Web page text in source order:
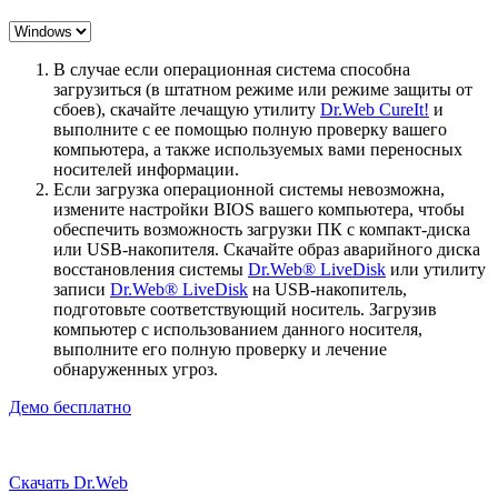
В случае если операционная система способна
загрузиться (в штатном режиме или режиме защиты от
сбоев), скачайте лечащую утилиту Dr.Web CureIt! и
выполните с ее помощью полную проверку вашего
компьютера, а также используемых вами переносных
носителей информации.
Если загрузка операционной системы невозможна,
измените настройки BIOS вашего компьютера, чтобы
обеспечить возможность загрузки ПК с компакт-диска
или USB-накопителя. Скачайте образ аварийного диска
восстановления системы Dr.Web® LiveDisk или утилиту
записи Dr.Web® LiveDisk на USB-накопитель,
подготовьте соответствующий носитель. Загрузив
компьютер с использованием данного носителя,
выполните его полную проверку и лечение
обнаруженных угроз.
Демо бесплатно
Скачать Dr.Web